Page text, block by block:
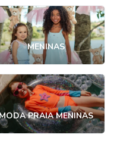
MENINAS
MODA PRAIA MENINAS